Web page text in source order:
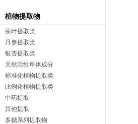
植物提取物
茶叶提取类
丹参提取类
银杏提取类
天然活性单体成分
标准化植物提取类
比例化植物提取类
中药提取
其他提取
多糖系列提取物